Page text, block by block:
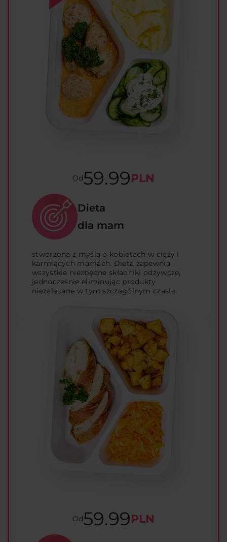
Od59.99PLN
Dieta
dla mam
stworzona z myślą o kobietach w ciąży i
karmiących mamach. Dieta zapewnia
wszystkie niezbędne składniki odżywcze,
jednocześnie eliminując produkty
niezalecane w tym szczególnym czasie.
Od59.99PLN